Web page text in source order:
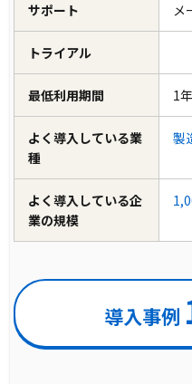
サポート メ
トライアル
最低利用期間 1
よく導入している業
種
製
よく導入している企
業の規模
導入事例